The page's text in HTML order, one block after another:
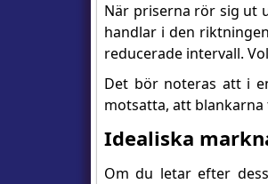
När priserna rör sig ut
handlar i den
reducerade intervall.
Det bör noteras att i
motsatta, att
Idealiska
Om du letar efter